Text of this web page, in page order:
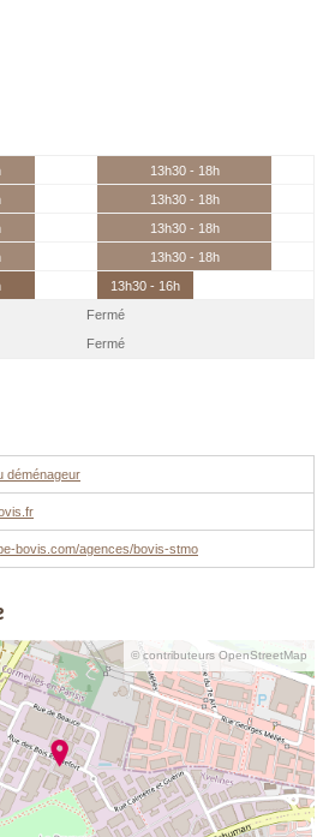
13h30 - 18h
13h30 - 18h
13h30 - 18h
13h30 - 18h
13h30 - 16h
Fermé
Fermé
déménageur
bovis.com/agences/bovis-stmo
© contributeurs OpenStreetMap